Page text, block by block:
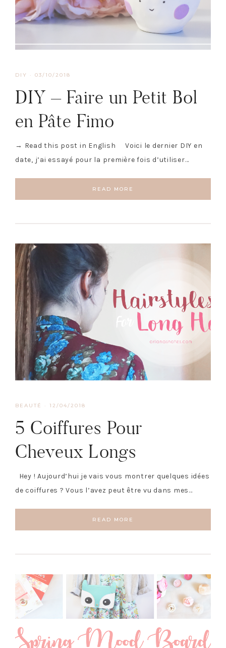
DIY · 03/10/2018
DIY – Faire un Petit Bol
en Pâte Fimo
→ Read this post in English Voici le dernier DIY en
date, j’ai essayé pour la première fois d’utiliser…
READ MORE
BEAUTÉ · 12/04/2018
5 Coiffures Pour
Cheveux Longs
Hey ! Aujourd’hui je vais vous montrer quelques idées
de coiffures ? Vous l’avez peut être vu dans mes…
READ MORE